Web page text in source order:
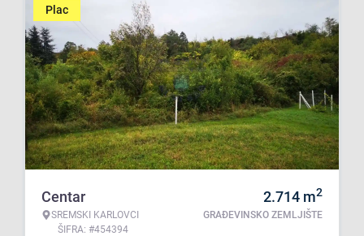
Plac
Centar
SREMSKI KARLOVCI
ŠIFRA: #454394
2.714 m2
GRAĐEVINSKO ZEMLJIŠTE